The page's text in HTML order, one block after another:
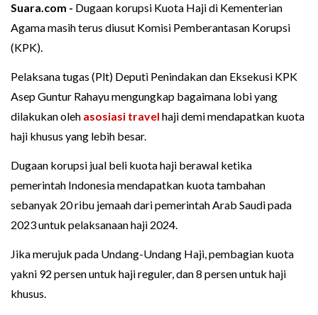
Suara.com - Dugaan korupsi Kuota Haji di Kementerian
Agama masih terus diusut Komisi Pemberantasan Korupsi
(KPK).
Pelaksana tugas (Plt) Deputi Penindakan dan Eksekusi KPK
Asep Guntur Rahayu mengungkap bagaimana lobi yang
dilakukan oleh asosiasi travel haji demi mendapatkan kuota
haji khusus yang lebih besar.
Dugaan korupsi jual beli kuota haji berawal ketika
pemerintah Indonesia mendapatkan kuota tambahan
sebanyak 20 ribu jemaah dari pemerintah Arab Saudi pada
2023 untuk pelaksanaan haji 2024.
Jika merujuk pada Undang-Undang Haji, pembagian kuota
yakni 92 persen untuk haji reguler, dan 8 persen untuk haji
khusus.